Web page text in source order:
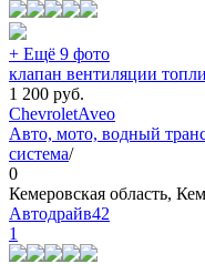
+ Ещё 9 фото
клапан вентиляции
1 200 руб.
ChevroletAveo
Авто, мото, водный
система/
0
Кемеровская область,
Автодрайв42
1